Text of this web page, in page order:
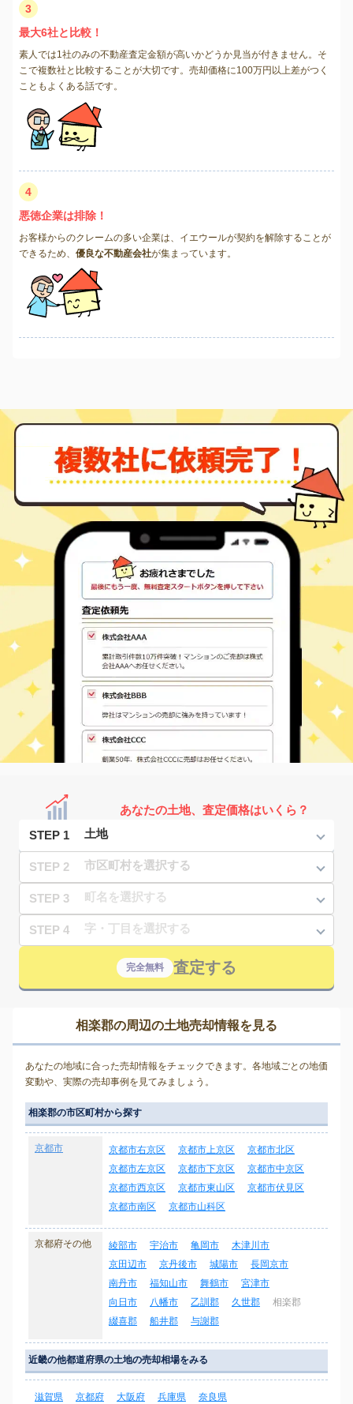
3
最大6社と比較！
素人では1社のみの不動産査定金額が高いかどうか見当が付きません。そ
こで複数社と比較することが大切です。売却価格に100万円以上差がつく
こともよくある話です。
4
悪徳企業は排除！
お客様からのクレームの多い企業は、イエウールが契約を解除することが
できるため、 優良な不動産会社が集まっています。
あなたの土地、査定価格はいくら？
STEP 1
STEP 2
STEP 3
STEP 4
完全無料 査定する
相楽郡の周辺の土地売却情報を見る
あなたの地域に合った売却情報をチェックできます。各地域ごとの地価
変動や、実際の売却事例を見てみましょう。
相楽郡の市区町村から探す
京都市 京都市右京区 京都市上京区
京都市北区
京都市左京区
京都市下京区
京都市中京区
京都市西京区
京都市東山区
京都市伏見区
京都市南区
京都市山科区
京都府その他 綾部市 宇治市 亀岡市
木津川市
京田辺市
京丹後市 城陽市
長岡京市
南丹市
福知山市 舞鶴市
宮津市
向日市
八幡市 乙訓郡 久世郡
相楽郡
綴喜郡
船井郡 与謝郡
近畿の他都道府県の土地の売却相場をみる
滋賀県 京都府 大阪府 兵庫県
奈良県